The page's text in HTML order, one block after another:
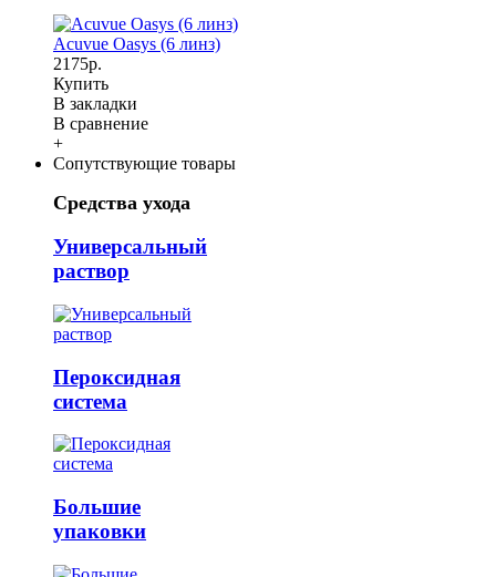
Acuvue Oasys (6 линз)
2175р.
Купить
В закладки
В сравнение
+
Сопутствующие товары
Средства ухода
Универсальный
раствор
Пероксидная
система
Большие
упаковки